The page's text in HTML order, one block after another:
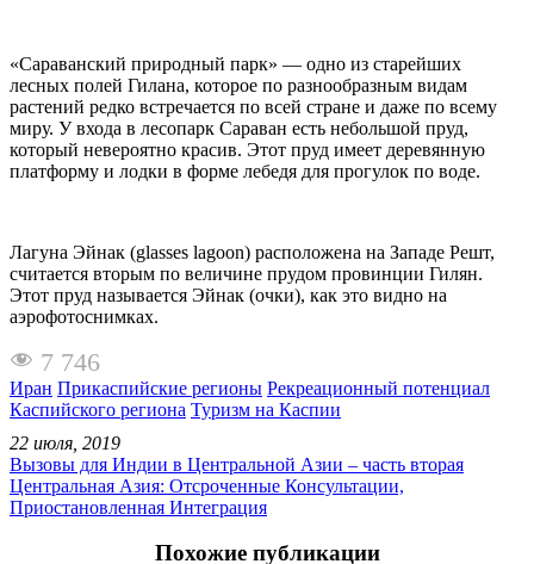
«Сараванский природный парк» — одно из старейших
лесных полей Гилана, которое по разнообразным видам
растений редко встречается по всей стране и даже по всему
миру. У входа в лесопарк Сараван есть небольшой пруд,
который невероятно красив. Этот пруд имеет деревянную
платформу и лодки в форме лебедя для прогулок по воде.
Лагуна Эйнак (glasses lagoon) расположена на Западе Решт,
считается вторым по величине прудом провинции Гилян.
Этот пруд называется Эйнак (очки), как это видно на
аэрофотоснимках.
7 746
Иран Прикаспийские регионы Рекреационный потенциал
Каспийского региона Туризм на Каспии
22 июля, 2019
Вызовы для Индии в Центральной Азии – часть вторая
Центральная Азия: Отсроченные Консультации,
Приостановленная Интеграция
Похожие публикации